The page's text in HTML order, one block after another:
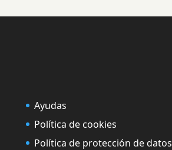
Ayudas
Política de cookies
Política de protección de datos